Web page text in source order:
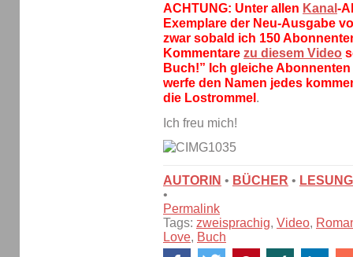
ACHTUNG: Unter allen Kanal -
Exemplare der Neu-Ausgabe
zwar sobald ich 150
Kommentare zu diesem Video
Buch!” Ich gleiche
werfe den Namen jedes
die Lostrommel .
Ich freu mich!
AUTORIN • BÜCHER •
•
Permalink
Tags: zweisprachig, Video,
Love, Buch